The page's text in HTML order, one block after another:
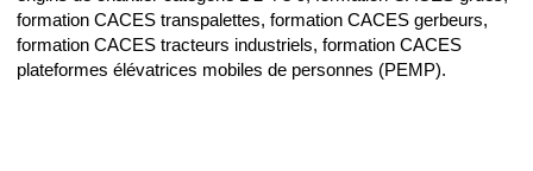
formation CACES transpalettes, formation CACES gerbeurs,
formation CACES tracteurs industriels, formation CACES
plateformes élévatrices mobiles de personnes (PEMP).